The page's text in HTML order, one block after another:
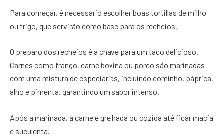
Para começar, é necessário escolher boas tortillas de milho
ou trigo, que servirão como base para os recheios.
O preparo dos recheios é a chave para um taco delicioso.
Carnes como frango, carne bovina ou porco são marinadas
com uma mistura de especiarias, incluindo cominho, páprica,
alho e pimenta, garantindo um sabor intenso.
Após a marinada, a carne é grelhada ou cozida até ficar macia
e suculenta.